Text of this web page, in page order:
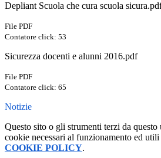
Depliant Scuola che cura scuola
File PDF
Contatore click: 53
Sicurezza docenti e alunni 2016.pdf
File PDF
Contatore click: 65
Notizie
Questo sito o gli strumenti terzi da
cookie necessari al funzionamento ed
COOKIE POLICY.